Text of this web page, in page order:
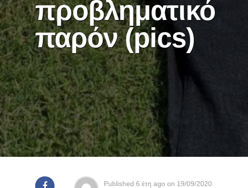
προβληματικό
παρόν (pics)
Published 6 έτη ago on 19/09/2020